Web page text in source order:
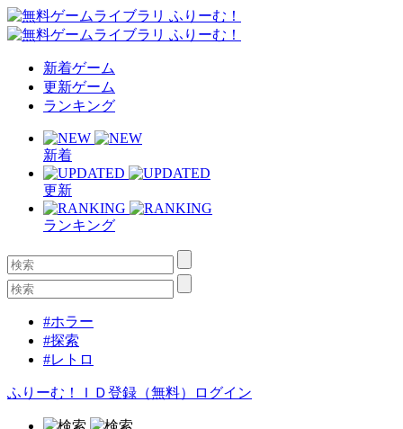
新着ゲーム
更新ゲーム
ランキング
新着
更新
ランキング
#ホラー
#探索
#レトロ
ふりーむ！ＩＤ登録（無料） ログイン